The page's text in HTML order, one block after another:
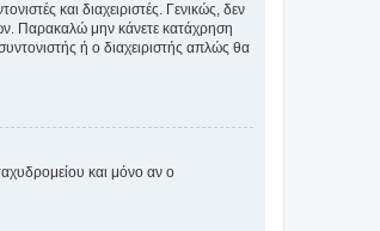
και διαχειριστές. Γενικώς, δεν
Παρακαλώ μην κάνετε κατάχρηση
ή ο διαχειριστής απλώς θα
και μόνο αν ο